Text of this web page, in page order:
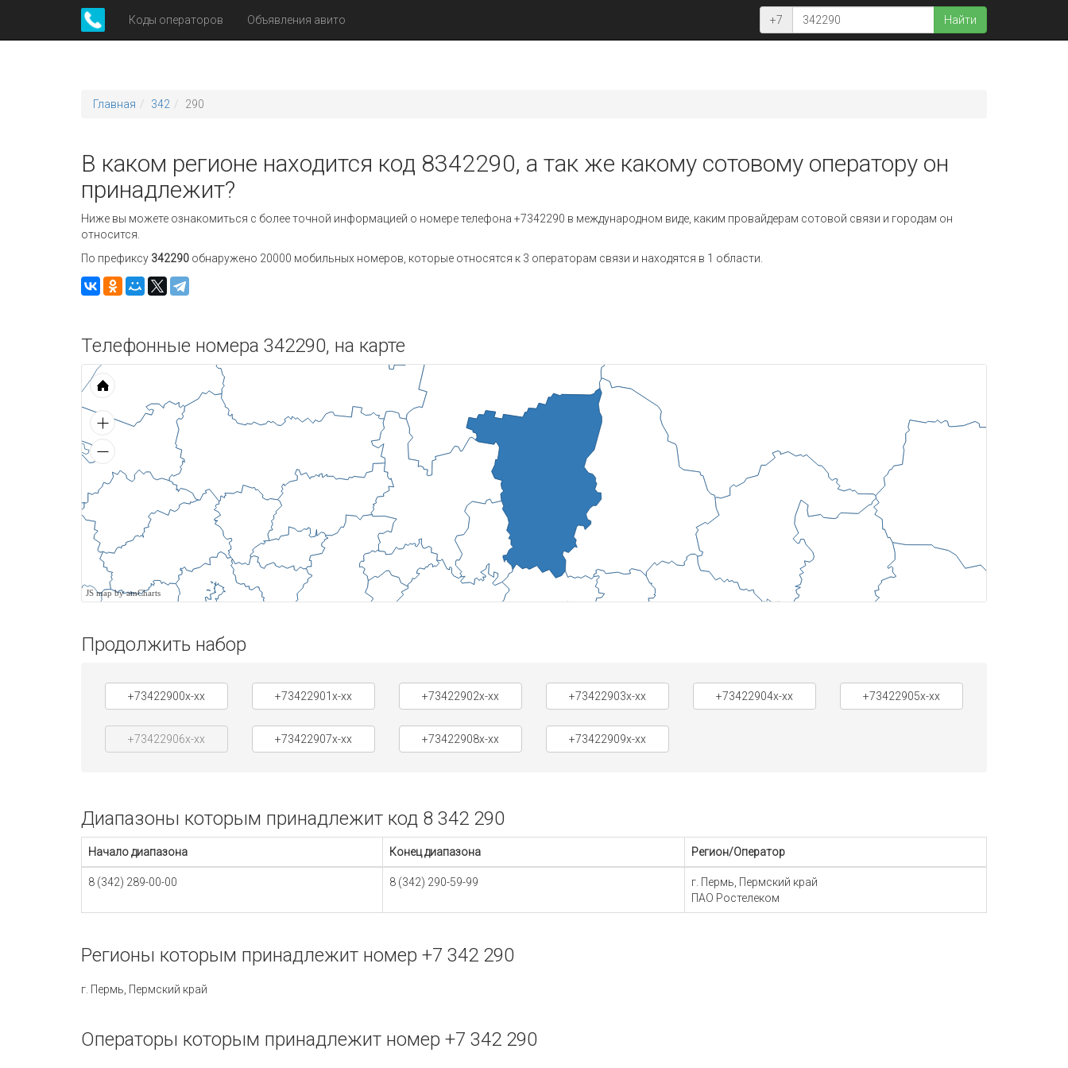
Коды операторов Объявления авито +7 Найти
Главная 342 290
В каком регионе находится код 8342290, а так же какому сотовому оператору он
принадлежит?
Ниже вы можете ознакомиться с более точной информацией о номере телефона +7342290 в международном виде, каким провайдерам сотовой связи и городам он
относится.
По префиксу 342290 обнаружено 20000 мобильных номеров, которые относятся к 3 операторам связи и находятся в 1 области.
Телефонные номера 342290, на карте
JS map by amCharts
Продолжить набор
+73422900x-xx +73422901x-xx +73422902x-xx +73422903x-xx +73422904x-xx +73422905x-xx
+73422906x-xx +73422907x-xx +73422908x-xx +73422909x-xx
Диапазоны которым принадлежит код 8 342 290
Начало диапазона Конец диапазона Регион/Оператор
8 (342) 289-00-00 8 (342) 290-59-99
г. Пермь, Пермский край
ПАО Ростелеком
Регионы которым принадлежит номер +7 342 290
г. Пермь, Пермский край
Операторы которым принадлежит номер +7 342 290